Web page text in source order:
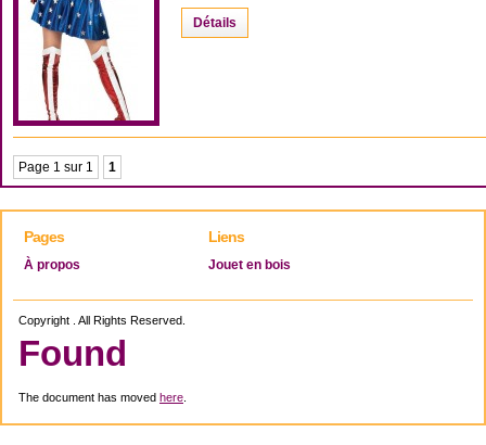
Détails
Page 1 sur 1 1
Pages
À propos
Liens
Jouet en bois
Copyright . All Rights Reserved.
Found
The document has moved here.